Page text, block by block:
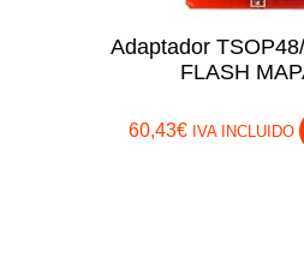
Adaptador
FLASH
60,43€ IVA INCLUIDO